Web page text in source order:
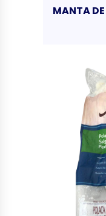
MANTA